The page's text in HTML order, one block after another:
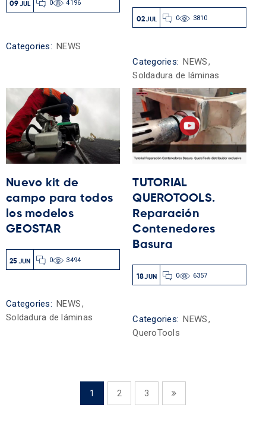
09JUL 0 4196
Categories: NEWS
02JUL 0 3810
Categories: NEWS,
Soldadura de láminas
Nuevo kit de
campo para todos
los modelos
GEOSTAR
25JUN 0 3494
Categories: NEWS,
Soldadura de láminas
TUTORIAL
QUEROTOOLS.
Reparación
Contenedores
Basura
18JUN 0 6357
Categories: NEWS,
QueroTools
1 2 3